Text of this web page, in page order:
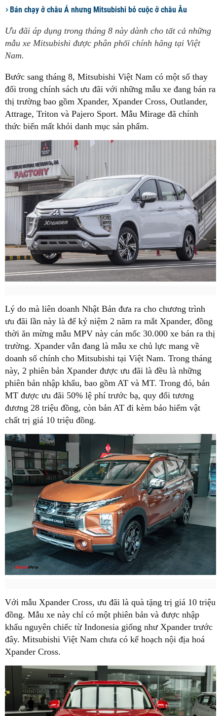
Bán chạy ở châu Á nhưng Mitsubishi bỏ cuộc ở châu Âu
Ưu đãi áp dụng trong tháng 8 này dành cho tất cả những
mẫu xe Mitsubishi được phân phối chính hãng tại Việt
Nam.
Bước sang tháng 8, Mitsubishi Việt Nam có một số thay
đổi trong chính sách ưu đãi với những mẫu xe đang bán ra
thị trường bao gồm Xpander, Xpander Cross, Outlander,
Attrage, Triton và Pajero Sport. Mẫu Mirage đã chính
thức biến mất khỏi danh mục sản phẩm.
Lý do mà liên doanh Nhật Bản đưa ra cho chương trình
ưu đãi lần này là để kỷ niệm 2 năm ra mắt Xpander, đồng
thời ăn mừng mẫu MPV này cán mốc 30.000 xe bán ra thị
trường. Xpander vẫn đang là mẫu xe chủ lực mang về
doanh số chính cho Mitsubishi tại Việt Nam. Trong tháng
này, 2 phiên bản Xpander được ưu đãi là đều là những
phiên bản nhập khẩu, bao gồm AT và MT. Trong đó, bản
MT được ưu đãi 50% lệ phí trước bạ, quy đổi tương
đương 28 triệu đồng, còn bản AT đi kèm bảo hiểm vật
chất trị giá 10 triệu đồng.
Với mẫu Xpander Cross, ưu đãi là quà tặng trị giá 10 triệu
đồng. Mẫu xe này chỉ có một phiên bản và được nhập
khẩu nguyên chiếc từ Indonesia giống như Xpander trước
đây. Mitsubishi Việt Nam chưa có kế hoạch nội địa hoá
Xpander Cross.